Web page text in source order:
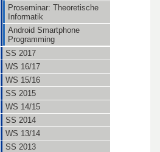
Proseminar: Theoretische
Informatik
Android Smartphone
Programming
SS 2017
WS 16/17
WS 15/16
SS 2015
WS 14/15
SS 2014
WS 13/14
SS 2013